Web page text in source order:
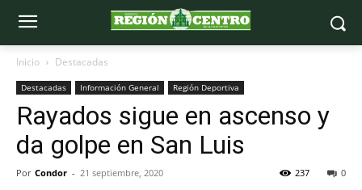
Inicio Destacadas
Destacadas Información General Región Deportiva
Rayados sigue en ascenso y
da golpe en San Luis
Por Condor - 21 septiembre, 2020 0
237